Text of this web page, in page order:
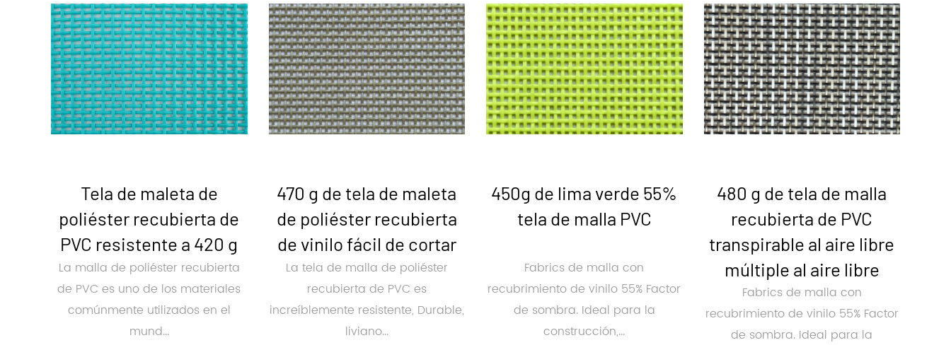
Tela de maleta de
poliéster recubierta de
PVC resistente a 420 g
La malla de poliéster recubierta
de PVC es uno de los materiales
comúnmente utilizados en el
mund...
470 g de tela de maleta
de poliéster recubierta
de vinilo fácil de cortar
La tela de malla de poliéster
recubierta de PVC es
increíblemente resistente, Durable,
liviano...
450g de lima verde 55%
tela de malla PVC
Fabrics de malla con
recubrimiento de vinilo 55% Factor
de sombra. Ideal para la
construcción,...
480 g de tela de malla
recubierta de PVC
transpirable al aire libre
múltiple al aire libre
Fabrics de malla con
recubrimiento de vinilo 55% Factor
de sombra. Ideal para la